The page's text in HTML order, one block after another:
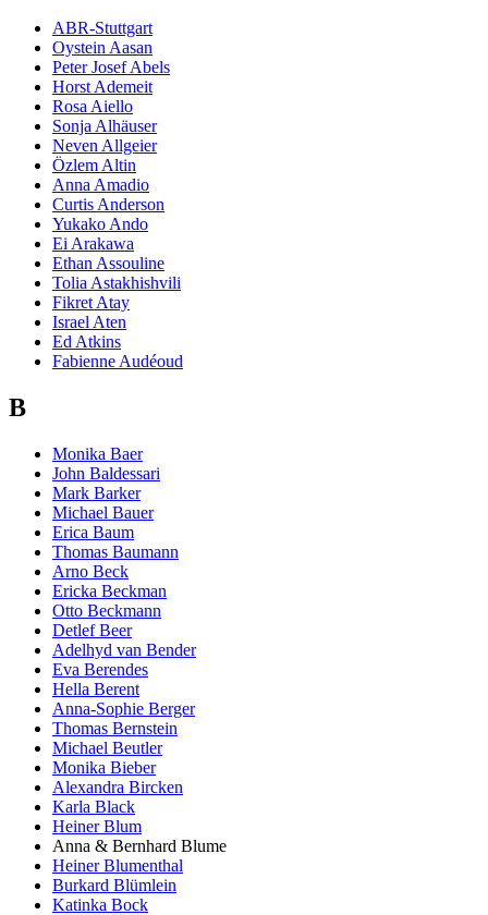
ABR-Stuttgart
Oystein Aasan
Peter Josef Abels
Horst Ademeit
Rosa Aiello
Sonja Alhäuser
Neven Allgeier
Özlem Altin
Anna Amadio
Curtis Anderson
Yukako Ando
Ei Arakawa
Ethan Assouline
Tolia Astakhishvili
Fikret Atay
Israel Aten
Ed Atkins
Fabienne Audéoud
B
Monika Baer
John Baldessari
Mark Barker
Michael Bauer
Erica Baum
Thomas Baumann
Arno Beck
Ericka Beckman
Otto Beckmann
Detlef Beer
Adelhyd van Bender
Eva Berendes
Hella Berent
Anna-Sophie Berger
Thomas Bernstein
Michael Beutler
Monika Bieber
Alexandra Bircken
Karla Black
Heiner Blum
Anna & Bernhard Blume
Heiner Blumenthal
Burkard Blümlein
Katinka Bock